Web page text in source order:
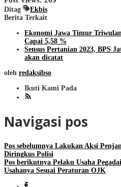
Ditag
Ekbis
Berita Terkait
Ekonomi Jawa Timur
Capai 5,58 %
Sensus Pertanian 2023, BPS
akan dicatat
oleh redaksibso
Ikuti Kami Pada
Navigasi pos
Pos sebelumnya Lakukan Aksi
Diringkus Polisi
Pos berikutnya Pelaku Usaha
Usahanya Sesuai Peraturan OJK